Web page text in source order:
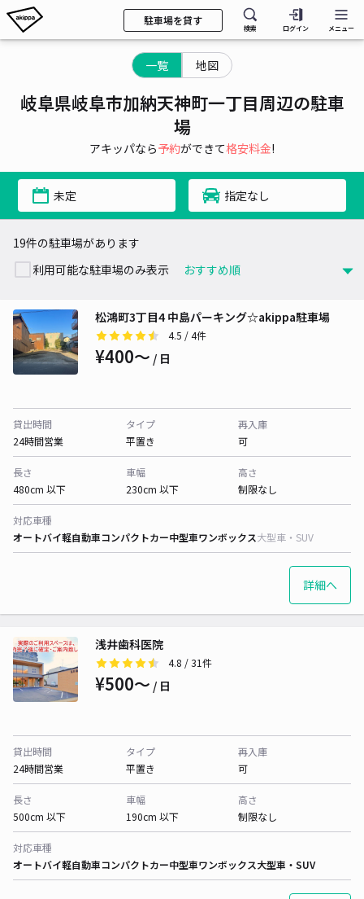
駐車場を貸す
検索 ログイン メニュー
一覧 地図
岐阜県岐阜市加納天神町一丁目周辺の駐車
場
アキッパなら予約ができて格安料金!
未定 指定なし
19件の駐車場があります
利用可能な駐車場のみ表示
松鴻町3丁目4 中島パーキング☆akippa駐車場
4.5 / 4件
¥400〜 / 日
貸出時間
24時間営業
タイプ
平置き
再入庫
可
長さ
480cm 以下
車幅
230cm 以下
高さ
制限なし
対応車種
オートバイ軽自動車コンパクトカー中型車ワンボックス大型車・SUV
詳細へ
浅井歯科医院
4.8 / 31件
¥500〜 / 日
貸出時間
24時間営業
タイプ
平置き
再入庫
可
長さ
500cm 以下
車幅
190cm 以下
高さ
制限なし
対応車種
オートバイ軽自動車コンパクトカー中型車ワンボックス大型車・SUV